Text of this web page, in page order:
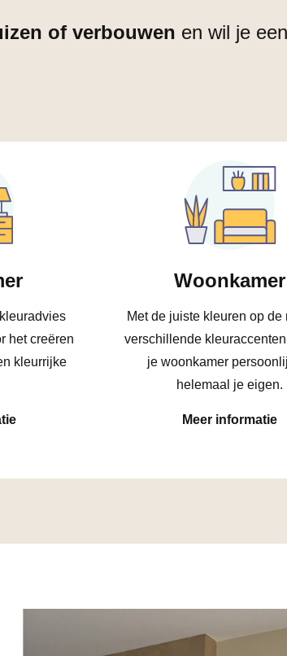
of verbouwen en wil je een
het creëren
kleurrijke
Woonkamer
Met de juiste kleuren op de
verschillende
je woonkamer
helemaal je eigen.
Meer informatie